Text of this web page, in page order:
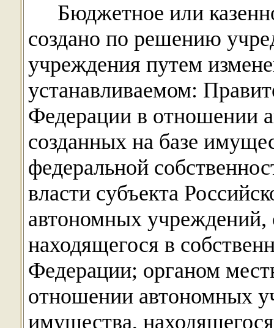
Бюджетное или
создано по решению
учреждения путем
устанавливаемом:
Федерации в отношении
созданных на базе
федеральной
власти субъекта
автономных учреждений,
находящегося в
Федерации; органом
отношении автономных
имущества,